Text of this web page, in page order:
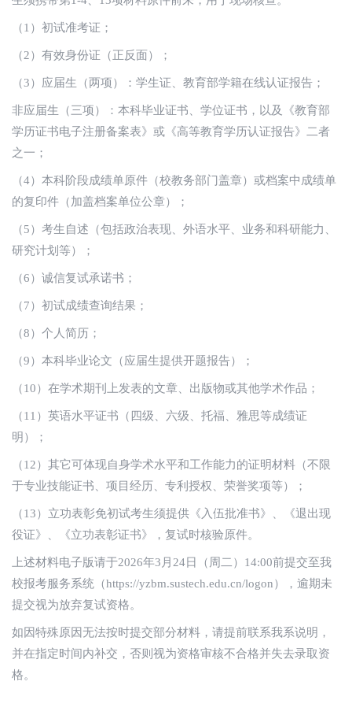
（1）初试准考证；
（2）有效身份证（正反面）；
（3）应届生（两项）：学生证、教育部学籍在线认证报告；
非应届生（三项）：本科毕业证书、学位证书，以及《教育部
学历证书电子注册备案表》或《高等教育学历认证报告》二者
之一；
（4）本科阶段成绩单原件（校教务部门盖章）或档案中成绩单
的复印件（加盖档案单位公章）；
（5）考生自述（包括政治表现、外语水平、业务和科研能力、
研究计划等）；
（6）诚信复试承诺书；
（7）初试成绩查询结果；
（8）个人简历；
（9）本科毕业论文（应届生提供开题报告）；
（10）在学术期刊上发表的文章、出版物或其他学术作品；
（11）英语水平证书（四级、六级、托福、雅思等成绩证
明）；
（12）其它可体现自身学术水平和工作能力的证明材料（不限
于专业技能证书、项目经历、专利授权、荣誉奖项等）；
（13）立功表彰免初试考生须提供《入伍批准书》、《退出现
役证》、《立功表彰证书》，复试时核验原件。
上述材料电子版请于2026年3月24日（周二）14:00前提交至我
校报考服务系统（https://yzbm.sustech.edu.cn/logon），逾期未
提交视为放弃复试资格。
如因特殊原因无法按时提交部分材料，请提前联系我系说明，
并在指定时间内补交，否则视为资格审核不合格并失去录取资
格。